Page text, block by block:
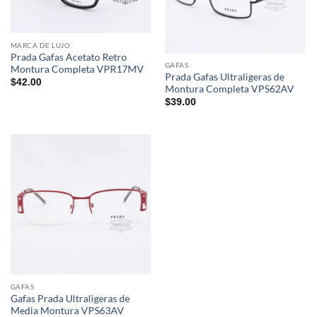
MARCA DE LUJO
Prada Gafas Acetato Retro
Montura Completa VPR17MV
$42.00
GAFAS
Prada Gafas Ultraligeras de
Montura Completa VPS62AV
$39.00
GAFAS
Gafas Prada Ultraligeras de
Media Montura VPS63AV